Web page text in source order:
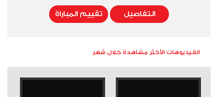
التفاصيل تقييم المباراة
الفيديوهات الأكثر مشاهدة خلال شهر